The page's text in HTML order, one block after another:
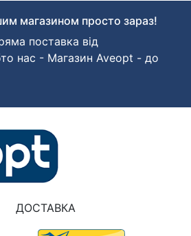
магазином просто зараз!
поставка від
нас - Магазин Aveopt - до
ДОСТАВКА